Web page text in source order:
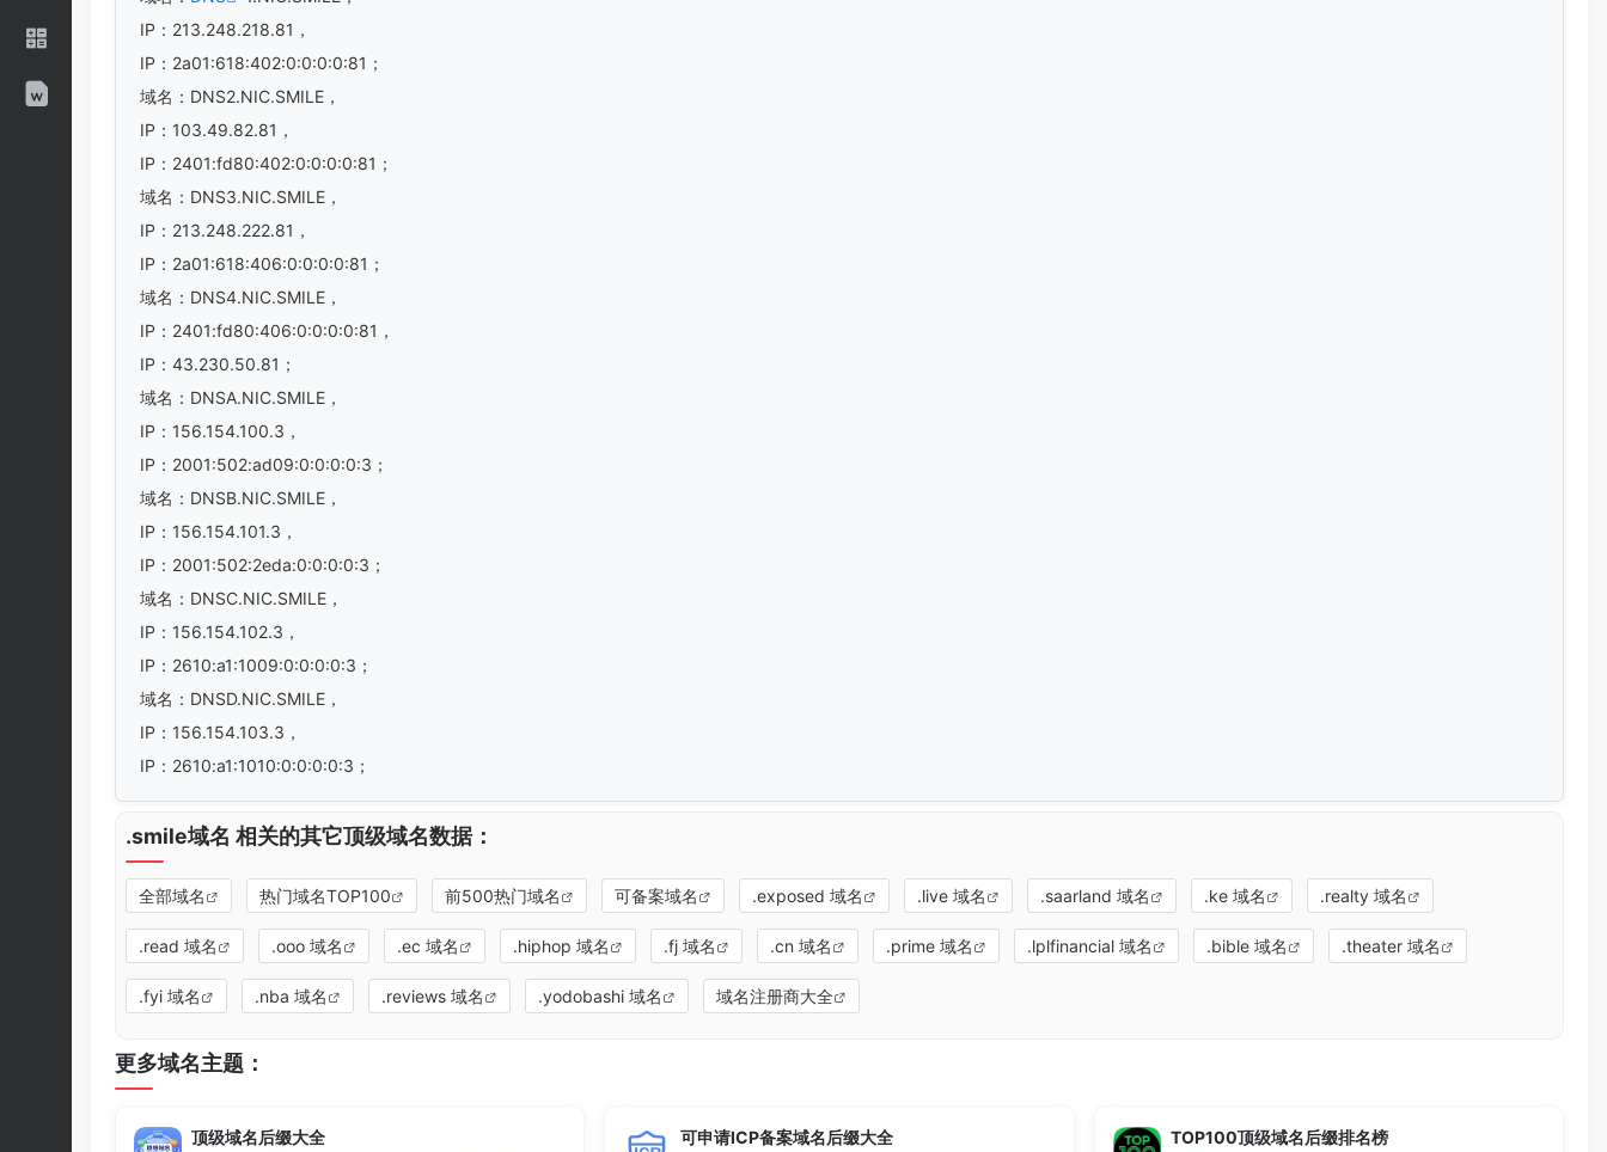
IP：213.248.218.81，
IP：2a01:618:402:0:0:0:0:81；
域名：DNS2.NIC.SMILE，
IP：103.49.82.81，
IP：2401:fd80:402:0:0:0:0:81；
域名：DNS3.NIC.SMILE，
IP：213.248.222.81，
IP：2a01:618:406:0:0:0:0:81；
域名：DNS4.NIC.SMILE，
IP：2401:fd80:406:0:0:0:0:81，
IP：43.230.50.81；
域名：DNSA.NIC.SMILE，
IP：156.154.100.3，
IP：2001:502:ad09:0:0:0:0:3；
域名：DNSB.NIC.SMILE，
IP：156.154.101.3，
IP：2001:502:2eda:0:0:0:0:3；
域名：DNSC.NIC.SMILE，
IP：156.154.102.3，
IP：2610:a1:1009:0:0:0:0:3；
域名：DNSD.NIC.SMILE，
IP：156.154.103.3，
IP：2610:a1:1010:0:0:0:0:3；
.smile域名 相关的其它顶级域名数据：
全部域名 热门域名TOP100 前500热门域名 可备案域名 .exposed 域名 .live 域名 .saarland 域名 .ke 域名 .realty 域名
.read 域名 .ooo 域名 .ec 域名 .hiphop 域名 .fj 域名 .cn 域名 .prime 域名 .lplfinancial 域名 .bible 域名 .theater 域名
.fyi 域名 .nba 域名 .reviews 域名 .yodobashi 域名 域名注册商大全
更多域名主题：
顶级域名后缀大全 可申请ICP备案域名后缀大全 TOP100顶级域名后缀排名榜